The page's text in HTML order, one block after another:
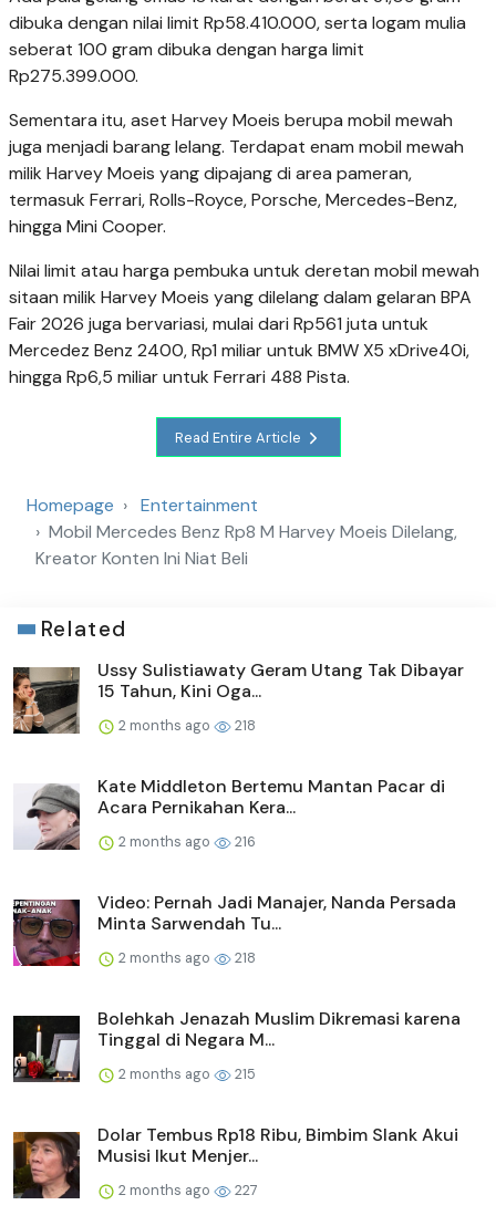
dibuka dengan nilai limit Rp58.410.000, serta logam mulia
seberat 100 gram dibuka dengan harga limit
Rp275.399.000.
Sementara itu, aset Harvey Moeis berupa mobil mewah
juga menjadi barang lelang. Terdapat enam mobil mewah
milik Harvey Moeis yang dipajang di area pameran,
termasuk Ferrari, Rolls-Royce, Porsche, Mercedes-Benz,
hingga Mini Cooper.
Nilai limit atau harga pembuka untuk deretan mobil mewah
sitaan milik Harvey Moeis yang dilelang dalam gelaran BPA
Fair 2026 juga bervariasi, mulai dari Rp561 juta untuk
Mercedez Benz 2400, Rp1 miliar untuk BMW X5 xDrive40i,
hingga Rp6,5 miliar untuk Ferrari 488 Pista.
Read Entire Article
Homepage
Entertainment
Mobil Mercedes Benz Rp8 M Harvey Moeis Dilelang,
Kreator Konten Ini Niat Beli
Related
Ussy Sulistiawaty Geram Utang Tak Dibayar
15 Tahun, Kini Oga...
2 months ago 218
Kate Middleton Bertemu Mantan Pacar di
Acara Pernikahan Kera...
2 months ago 216
Video: Pernah Jadi Manajer, Nanda Persada
Minta Sarwendah Tu...
2 months ago 218
Bolehkah Jenazah Muslim Dikremasi karena
Tinggal di Negara M...
2 months ago 215
Dolar Tembus Rp18 Ribu, Bimbim Slank Akui
Musisi Ikut Menjer...
2 months ago 227